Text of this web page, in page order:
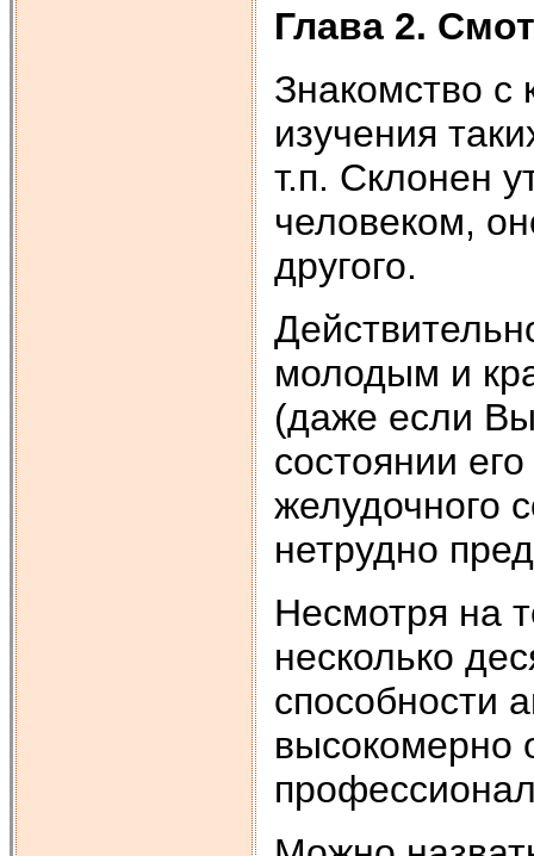
Глава 2.
Знакомство с
изучения
т.п. Склонен
человеком,
другого.
молодым и
(даже если
состоянии
желудочного
нетрудно
Несмотря на
несколько
способности
высокомерно